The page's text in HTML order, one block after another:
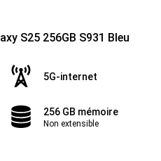
S25 256GB S931 Bleu
5G-internet
256 GB mémoire
Non extensible